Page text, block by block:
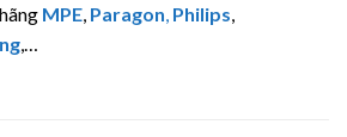
MPE, Paragon, Philips,
,…